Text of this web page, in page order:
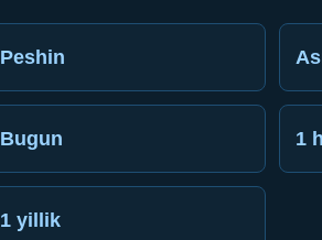
Peshin
Bugun 1
1 yillik